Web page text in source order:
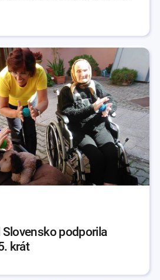
podporila
krát